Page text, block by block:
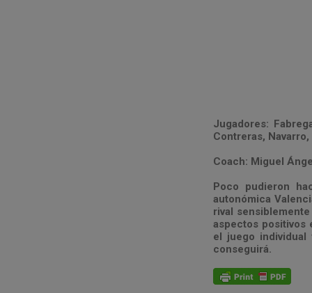
Jugadores:
Contreras,
Coach: Miguel
Poco pudieron
autonómica
rival
aspectos positivos
el juego
conseguirá.